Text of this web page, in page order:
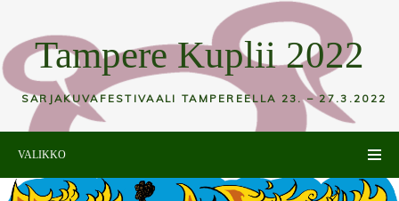
Tampere Kuplii 2022
SARJAKUVAFESTIVAALI TAMPEREELLA 23. – 27.3.2022
VALIKKO